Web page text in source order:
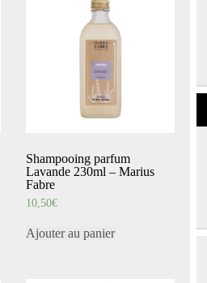
Shampooing parfum
Lavande 230ml – Marius
Fabre
10,50€
Ajouter au panier